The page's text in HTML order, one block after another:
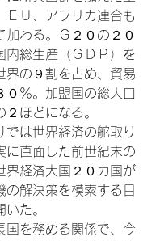
ＥＵ、アフリカ連合も
加わる。Ｇ２０の２０
内総生産（ＧＤＰ）を
界の９割を占め、貿易
０％。加盟国の総人口
ほどになる。
では世界経済の舵取り
に直面した前世紀末の
界経済大国２０カ国が
の解決策を模索する目
た。
国を務める関係で、今